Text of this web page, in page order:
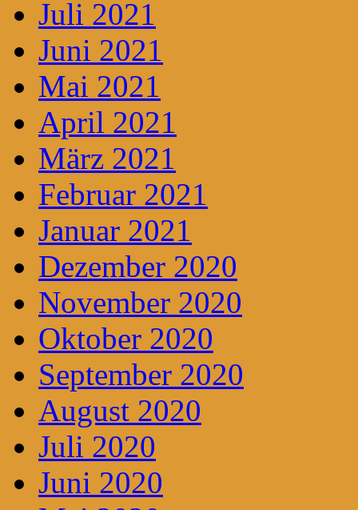
Juli 2021
Juni 2021
Mai 2021
April 2021
März 2021
Februar 2021
Januar 2021
Dezember 2020
November 2020
Oktober 2020
September 2020
August 2020
Juli 2020
Juni 2020